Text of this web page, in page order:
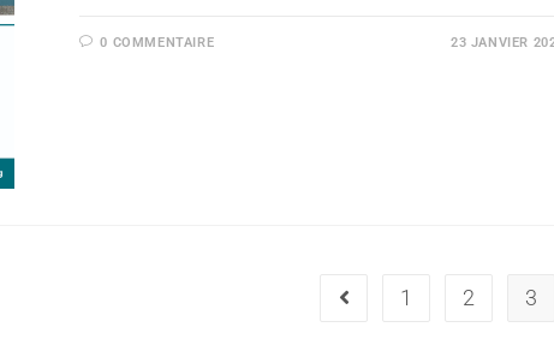
0 COMMENTAIRE 23 JANVIER
1 2 3